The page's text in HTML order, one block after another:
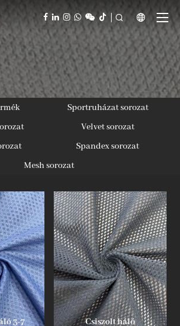
  
Sportruházat sorozat
Velvet sorozat
Spandex sorozat
Mesh sorozat
3-7 Csiszolt háló